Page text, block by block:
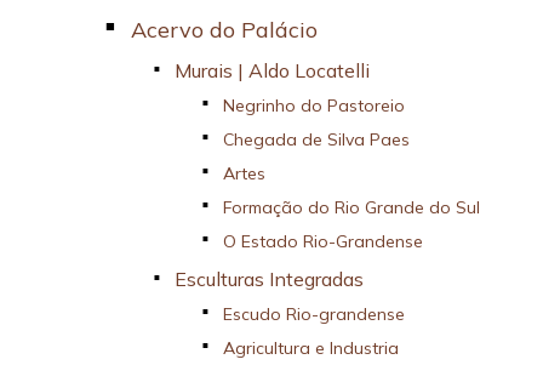
Acervo do Palácio
Murais | Aldo Locatelli
Negrinho do Pastoreio
Chegada de Silva Paes
Artes
Formação do Rio Grande do Sul
O Estado Rio-Grandense
Esculturas Integradas
Escudo Rio-grandense
Agricultura e Industria